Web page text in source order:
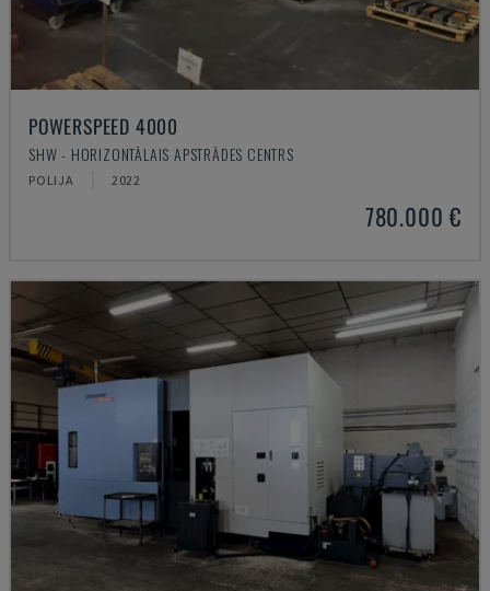
POWERSPEED 4000
SHW - HORIZONTĀLAIS APSTRĀDES CENTRS
POLIJA 2022
780.000 €